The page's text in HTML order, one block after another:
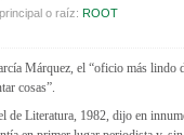
o raíz: ROOT
Márquez, el “oficio más lindo
cosas”.
de Literatura, 1982, dijo en